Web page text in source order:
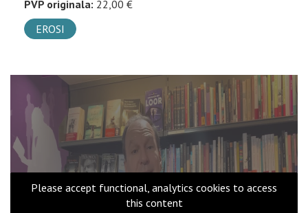
PVP originala: 22,00 €
EROSI
Please accept functional, analytics cookies to access
this content